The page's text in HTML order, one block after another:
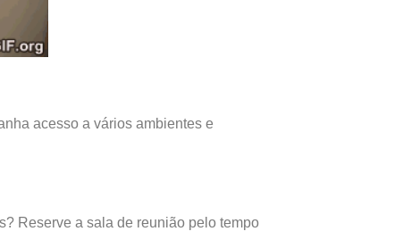
acesso a vários ambientes e
Reserve a sala de reunião pelo tempo